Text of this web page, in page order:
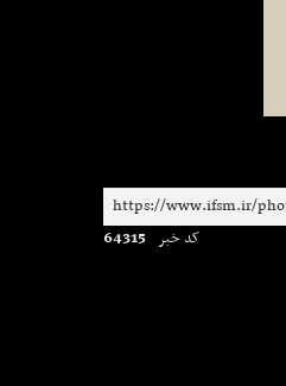
کد خبر 64315